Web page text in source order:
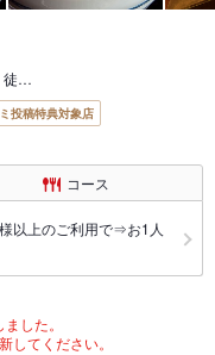
徒…
投稿特典対象店
コース
以上のご利用で⇒お1人
した。
してください。